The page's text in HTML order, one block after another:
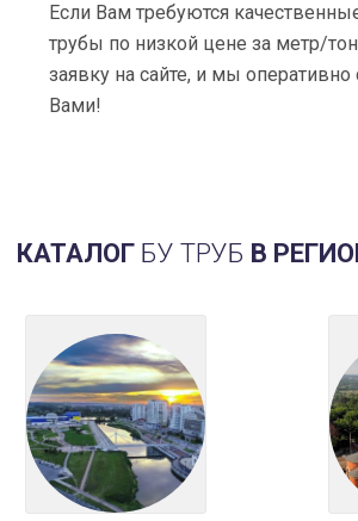
Если Вам требуются
трубы по низкой цене за метр/
заявку на сайте, и мы
Вами!
КАТАЛОГ БУ ТРУБ В